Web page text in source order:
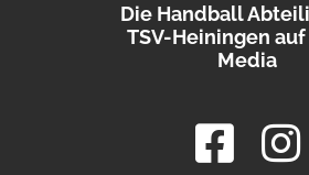
Die Handball
TSV-Heiningen
Media